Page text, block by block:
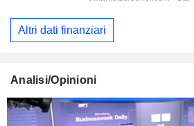
Altri dati finanziari
Analisi/Opinioni